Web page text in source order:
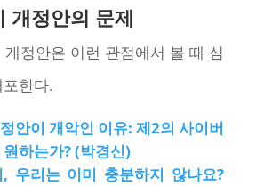
개정안의 문제
정안은 이런 관점에서 볼 때 심
한다.
안이 개악인 이유: 제2의 사이버
하는가? (박경신)
우리는 이미 충분하지 않나요?